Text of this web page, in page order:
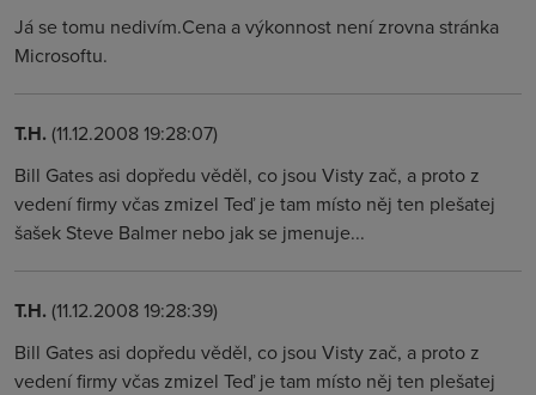
Já se tomu nedivím.Cena a výkonnost není zrovna stránka
Microsoftu.
T.H. (11.12.2008 19:28:07)
Bill Gates asi dopředu věděl, co jsou Visty zač, a proto z
vedení firmy včas zmizel Teď je tam místo něj ten plešatej
šašek Steve Balmer nebo jak se jmenuje...
T.H. (11.12.2008 19:28:39)
Bill Gates asi dopředu věděl, co jsou Visty zač, a proto z
vedení firmy včas zmizel Teď je tam místo něj ten plešatej